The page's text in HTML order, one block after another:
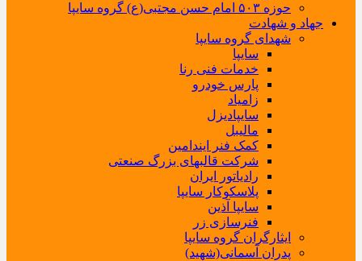
حوزه ۵۰۳ امام حسن مجتبی(ع) گروه سایپا
جهاد و شهادت
شهدای گروه سایپا
سایپا
خدمات فنی رنا
پارس خودرو
زامیاد
سایپادیزل
مالیبل
کمک فنر ایندامین
شرکت قالبهای بزرگ صنعتی
رادیاتور ایران
پلاسکوکار سایپا
سایپا آذین
فنرسازی زر
ایثارگران گروه سایپا
پدران آسمانی(شهید)